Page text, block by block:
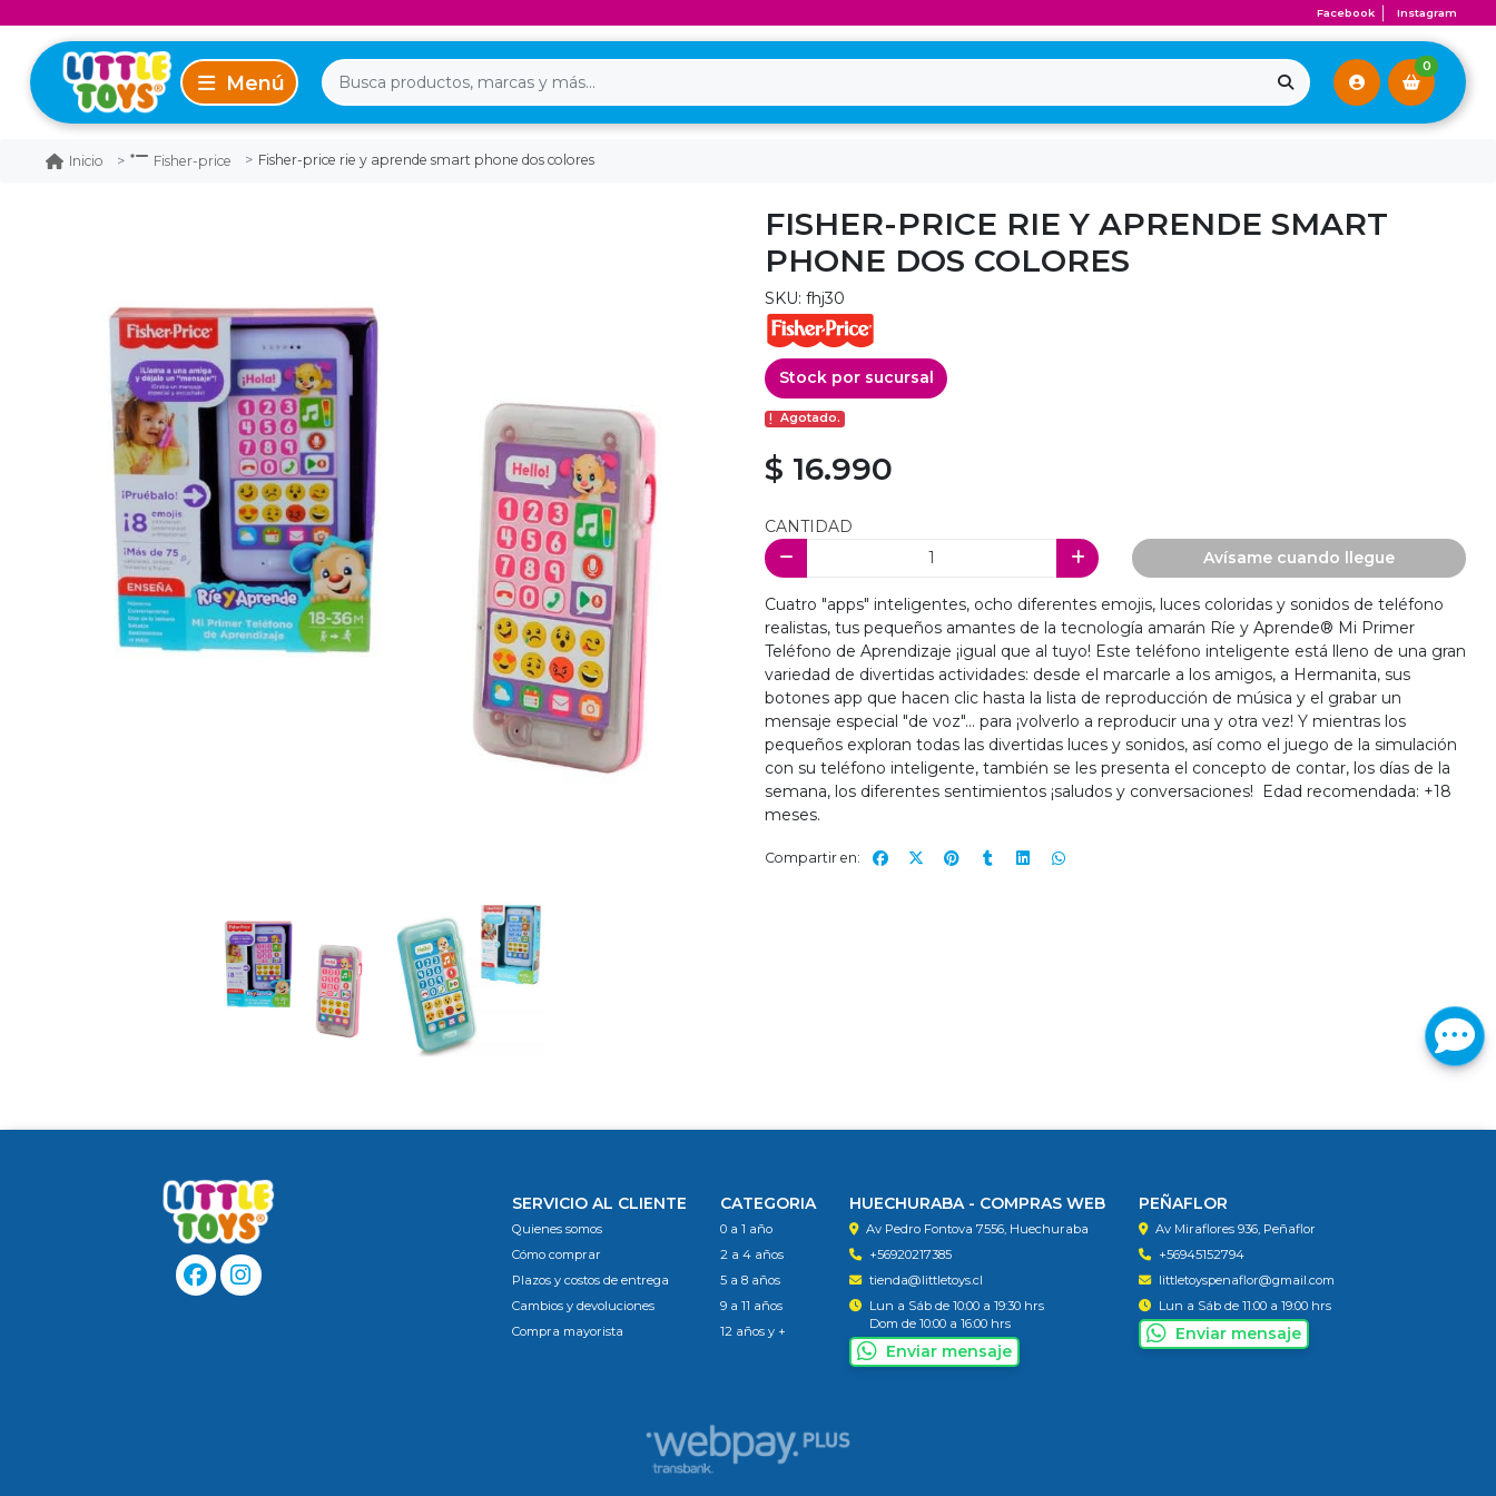
Facebook Instagram
0
Inicio Fisher-price Fisher-price rie y aprende smart phone dos colores
FISHER-PRICE RIE Y APRENDE SMART
PHONE DOS COLORES
SKU: fhj30
Stock por sucursal
Agotado.
$ 16.990
CANTIDAD
Avísame cuando llegue
Cuatro "apps" inteligentes, ocho diferentes emojis, luces coloridas y sonidos de teléfono
realistas, tus pequeños amantes de la tecnología amarán Ríe y Aprende® Mi Primer
Teléfono de Aprendizaje ¡igual que al tuyo! Este teléfono inteligente está lleno de una gran
variedad de divertidas actividades: desde el marcarle a los amigos, a Hermanita, sus
botones app que hacen clic hasta la lista de reproducción de música y el grabar un
mensaje especial "de voz"... para ¡volverlo a reproducir una y otra vez! Y mientras los
pequeños exploran todas las divertidas luces y sonidos, así como el juego de la simulación
con su teléfono inteligente, también se les presenta el concepto de contar, los días de la
semana, los diferentes sentimientos ¡saludos y conversaciones! Edad recomendada: +18
meses.
Compartir en:
SERVICIO AL CLIENTE
Quienes somos
Cómo comprar
Plazos y costos de entrega
Cambios y devoluciones
Compra mayorista
CATEGORIA
0 a 1 año
2 a 4 años
5 a 8 años
9 a 11 años
12 años y +
HUECHURABA - COMPRAS WEB
Av Pedro Fontova 7556, Huechuraba
+56920217385
tienda@littletoys.cl
Lun a Sáb de 10:00 a 19:30 hrs
Dom de 10:00 a 16:00 hrs
Enviar mensaje
PEÑAFLOR
Av Miraflores 936, Peñaflor
+56945152794
littletoyspenaflor@gmail.com
Lun a Sáb de 11:00 a 19:00 hrs
Enviar mensaje